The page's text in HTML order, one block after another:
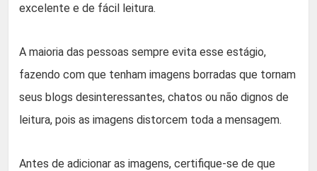
excelente e de fácil leitura.
A maioria das pessoas sempre evita esse estágio,
fazendo com que tenham imagens borradas que tornam
seus blogs desinteressantes, chatos ou não dignos de
leitura, pois as imagens distorcem toda a mensagem.
Antes de adicionar as imagens, certifique-se de que